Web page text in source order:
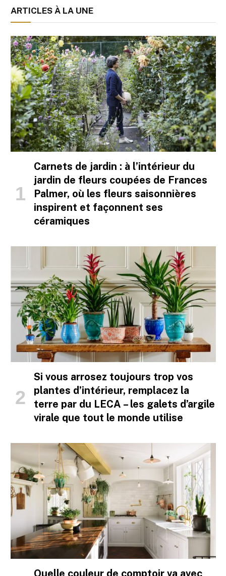
ARTICLES À LA UNE
Carnets de jardin : à l’intérieur du
jardin de fleurs coupées de Frances
Palmer, où les fleurs saisonnières
inspirent et façonnent ses
céramiques
Si vous arrosez toujours trop vos
plantes d’intérieur, remplacez la
terre par du LECA – les galets d’argile
virale que tout le monde utilise
Quelle couleur de comptoir va avec